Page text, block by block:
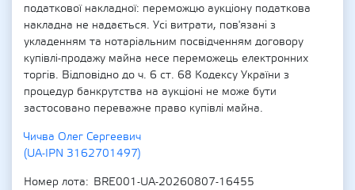
податкової накладної: переможцю аукціону податкова
накладна не надається. Усі витрати, пов'язані з
укладенням та нотаріальним посвідченням договору
купівлі-продажу майна несе переможець електронних
торгів. Відповідно до ч. 6 ст. 68 Кодексу України з
процедур банкрутства на аукціоні не може бути
застосовано переважне право купівлі майна.
Чичва Олег Сергеевич
(UA-IPN 3162701497)
Номер лота
BRE001-UA-20260807-16455